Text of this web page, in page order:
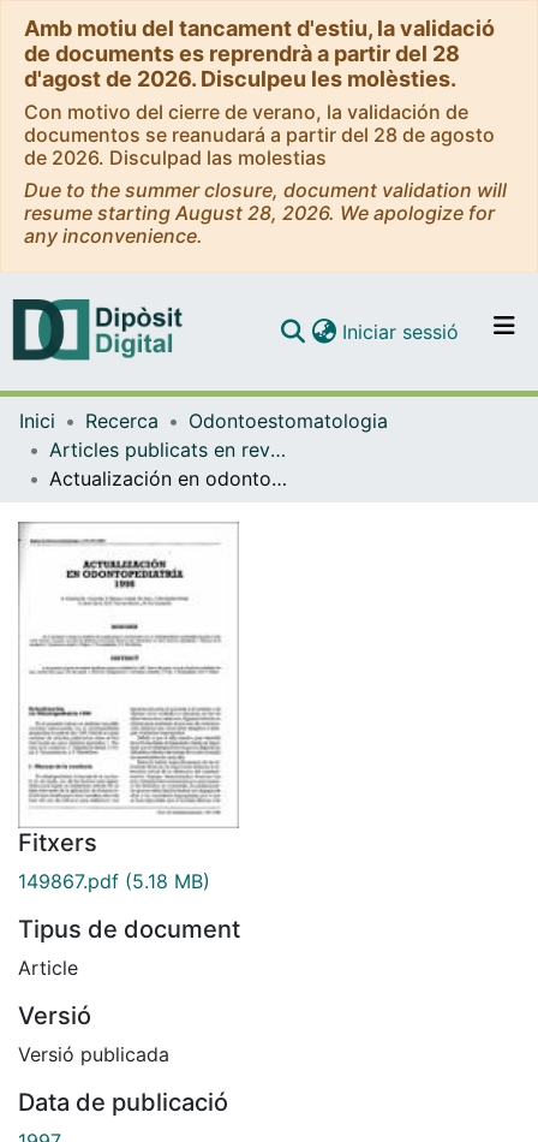
Amb motiu del tancament d'estiu, la validació
de documents es reprendrà a partir del 28
d'agost de 2026. Disculpeu les molèsties.
Con motivo del cierre de verano, la validación de
documentos se reanudará a partir del 28 de agosto
de 2026. Disculpad las molestias
Due to the summer closure, document validation will
resume starting August 28, 2026. We apologize for
any inconvenience.
Navega per tot el DD
Com publicar
Iniciar sessió (current)
Inici Recerca
Odontoestomatologia
Articles publicats en revistes (Odontoestomatologia)
Actualización en odontopediatría 1996
Fitxers
149867.pdf (5.18 MB)
Tipus de document
Article
Versió
Versió publicada
Data de publicació